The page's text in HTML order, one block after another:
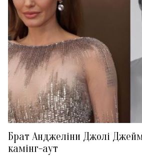
Брат Анджеліни Джолі
камінг-аут